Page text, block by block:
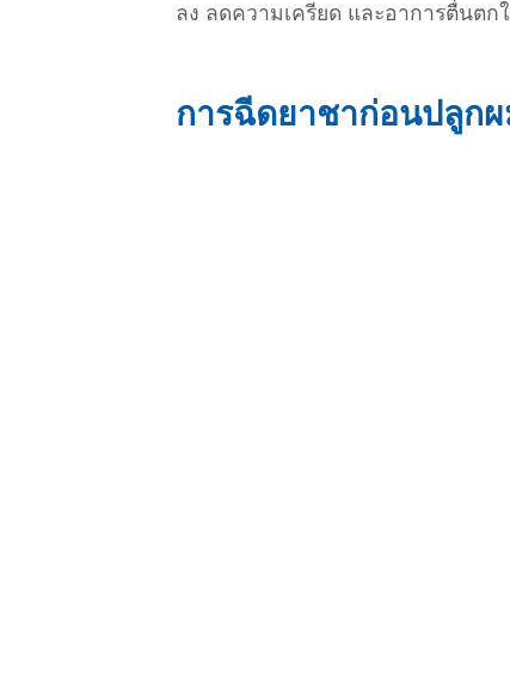
ลง ลดความเครียด และอาการตื่นตก
การฉีดยาชาก่อนปลูก